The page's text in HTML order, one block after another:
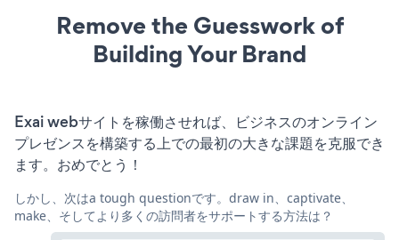
Remove the Guesswork of
Building Your Brand
Exai webサイトを稼働させれば、ビジネスのオンライン
プレゼンスを構築する上での最初の大きな課題を克服でき
ます。おめでとう！
しかし、次はa tough questionです。draw in、captivate、
make、そしてより多くの訪問者をサポートする方法は？